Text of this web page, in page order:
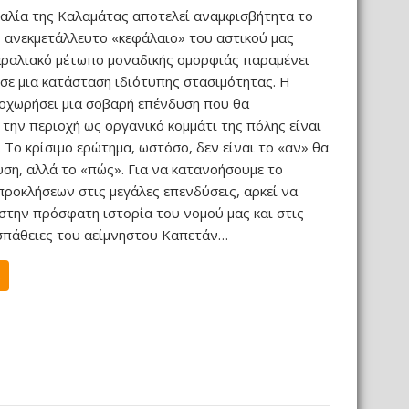
της Καλαμάτας αποτελεί αναμφισβήτητα το
«κεφάλαιο» του αστικού μας
μέτωπο μοναδικής ομορφιάς παραμένει
σε μια κατάσταση ιδιότυπης στασιμότητας. Η
μια σοβαρή επένδυση που θα
περιοχή ως οργανικό κομμάτι της πόλης είναι
Το κρίσιμο ερώτημα, ωστόσο, δεν είναι το «αν» θα
αλλά το «πώς». Για να κατανοήσουμε το
στις μεγάλες επενδύσεις, αρκεί να
πρόσφατη ιστορία του νομού μας και στις
του αείμνηστου Καπετάν…